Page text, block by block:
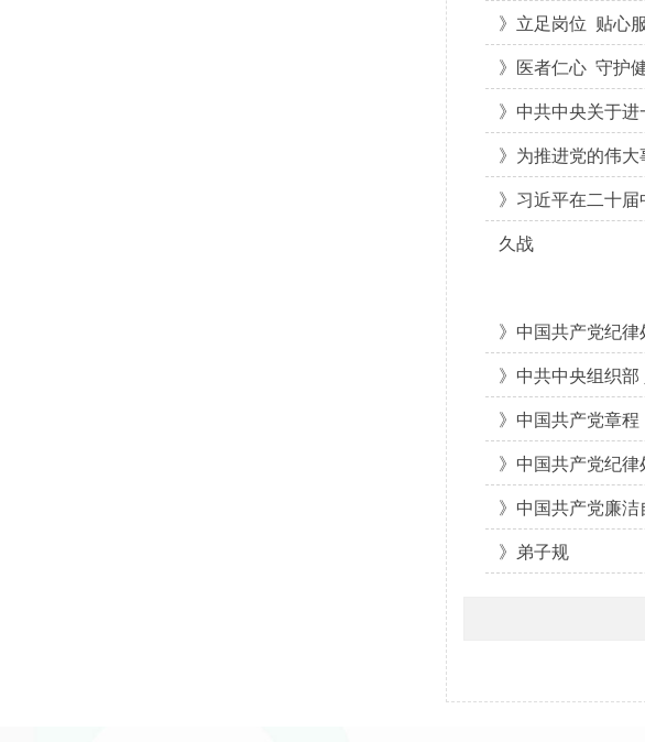
》立足岗位 贴心
》医者仁心 守护
》中共中央关于
》为推进党的伟
》习近平在二十
久战
》中国共产党纪律
》中共中央组织
》中国共产党章程
》中国共产党纪律
》中国共产党廉洁
》弟子规